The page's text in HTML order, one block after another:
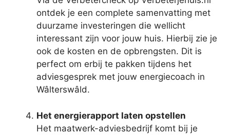
ontdek je een complete samenvatting met
duurzame investeringen die wellicht
interessant zijn voor jouw huis. Hierbij zie je
ook de kosten en de opbrengsten. Dit is
perfect om erbij te pakken tijdens het
adviesgesprek met jouw energiecoach in
Wâlterswâld.
Het energierapport laten opstellen
Het maatwerk-adviesbedrijf komt bij je